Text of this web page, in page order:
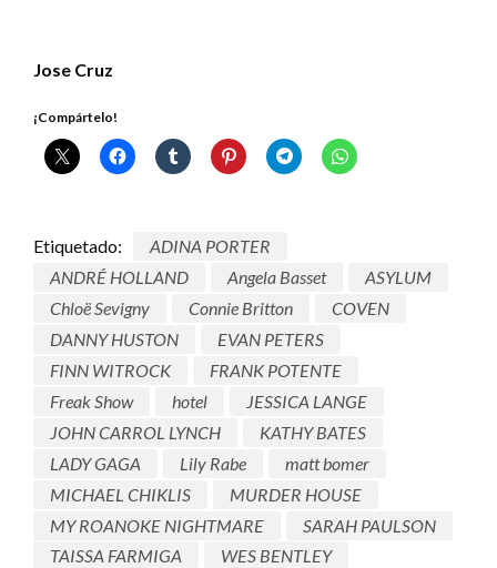
Jose Cruz
¡Compártelo!
Etiquetado:
ADINA PORTER
ANDRÉ HOLLAND
Angela Basset
ASYLUM
Chloë Sevigny
Connie Britton
COVEN
DANNY HUSTON
EVAN PETERS
FINN WITROCK
FRANK POTENTE
Freak Show
hotel
JESSICA LANGE
JOHN CARROL LYNCH
KATHY BATES
LADY GAGA
Lily Rabe
matt bomer
MICHAEL CHIKLIS
MURDER HOUSE
MY ROANOKE NIGHTMARE
SARAH PAULSON
TAISSA FARMIGA
WES BENTLEY